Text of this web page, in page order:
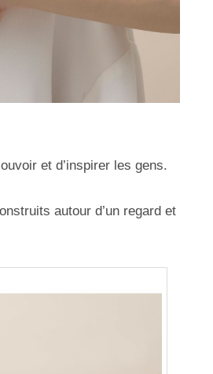
et d’inspirer les gens.
autour d’un regard et